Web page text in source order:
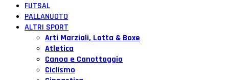
FUTSAL
PALLANUOTO
ALTRI SPORT
Arti Marziali, Lotta & Boxe
Atletica
Canoa e Canottaggio
Ciclismo